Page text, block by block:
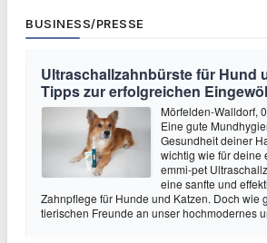
BUSINESS/PRESSE
Ultraschallzahnbürste für Hund
Tipps zur erfolgreichen
Mörfelden-Walldorf,
Eine gute
Gesundheit deiner
wichtig wie für deine
emmi-pet
eine sanfte und
Zahnpflege für Hunde und Katzen. Doch wie
tierischen Freunde an unser hochmodernes